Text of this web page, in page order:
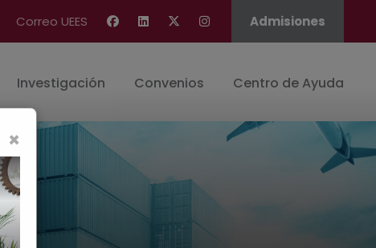
Correo UEES Admisiones
Investigación Convenios Centro de Ayuda
×